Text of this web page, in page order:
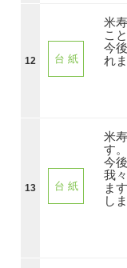
12 台 紙
米
こ
今
れ
13 台 紙
米
す。
今
我
ま
し